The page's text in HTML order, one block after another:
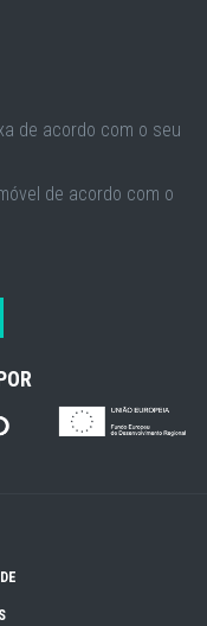
de acordo com o seu
de acordo com o